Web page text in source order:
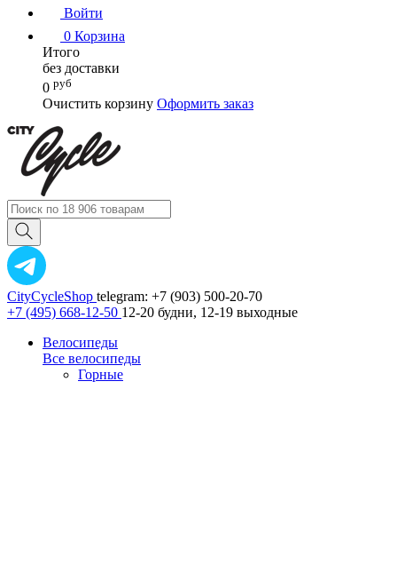
Войти
0 Корзина
Итого
без доставки
0 руб
Очистить корзину Оформить заказ
CityCycleShop telegram: +7 (903) 500-20-70
+7 (495) 668-12-50 12-20 будни, 12-19 выходные
Велосипеды
Все велосипеды
Горные